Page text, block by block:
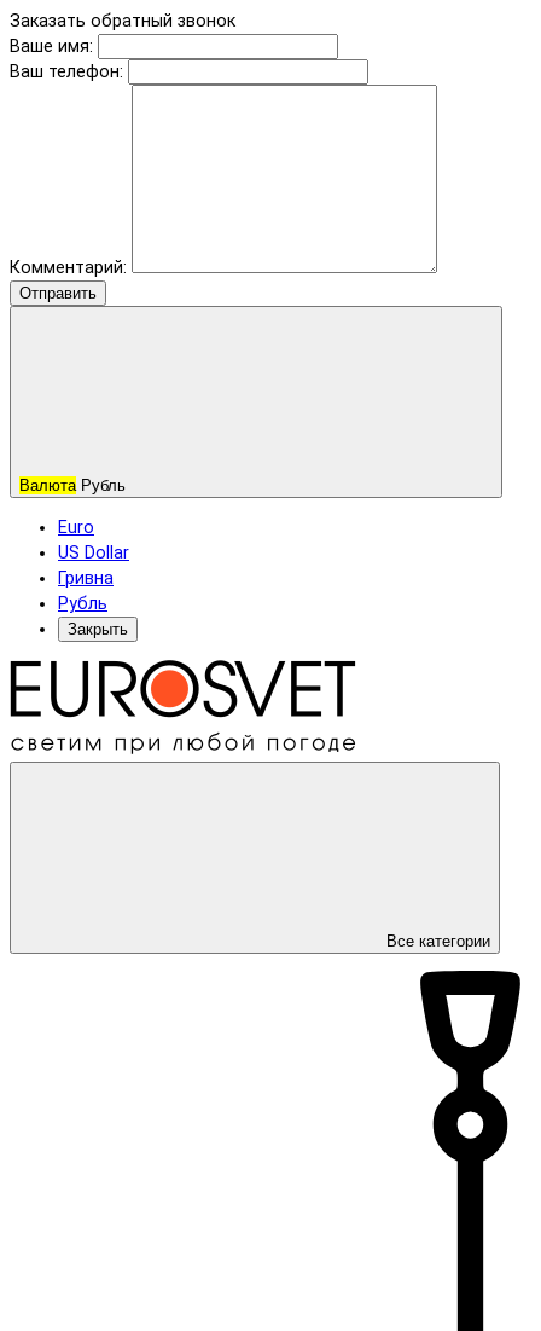
Заказать обратный звонок
Ваше имя:
Ваш телефон:
Комментарий:
Отправить
Валюта Рубль
Euro
US Dollar
Гривна
Рубль
Закрыть
Все категории